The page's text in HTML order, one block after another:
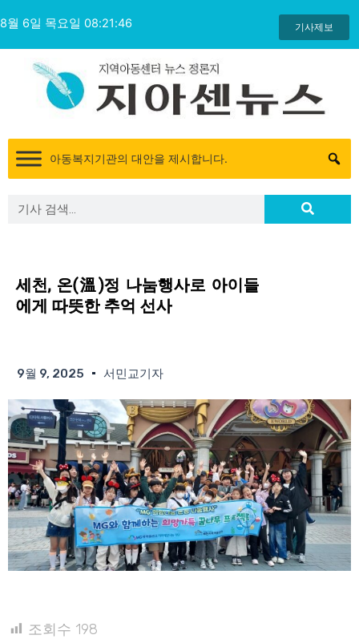
텐
츠
기
8월 6일 목요일 08:21:46 기사제보
아동복지기관의 대안을 제시합니다.
Search Search
세천, 온(溫)정 나눔행사로 아이들
에게 따뜻한 추억 선사
9월 9, 2025 서민교기자
조회수 198